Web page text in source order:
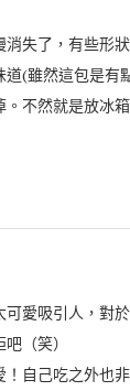
消失了，有些形
道(雖然這包是
不然就是放冰
可愛吸引人，對
（笑）
自己吃之外也